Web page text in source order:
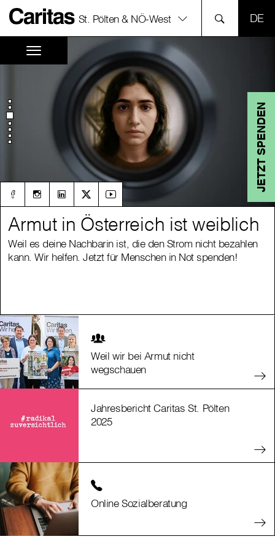
St. Pölten & NÖ-West
JETZT SPENDEN
Armut in Österreich ist weiblich
Weil es deine Nachbarin ist, die den Strom nicht bezahlen
kann. Wir helfen. Jetzt für Menschen in Not spenden!
Armut in Österreich ist weiblich
Weil es deine Nachbarin ist, die den Strom nicht bezahlen
kann. Wir helfen. Jetzt für Menschen in Not spenden!
Weil wir bei Armut nicht
wegschauen
Jahresbericht Caritas St. Pölten
2025
Online Sozialberatung